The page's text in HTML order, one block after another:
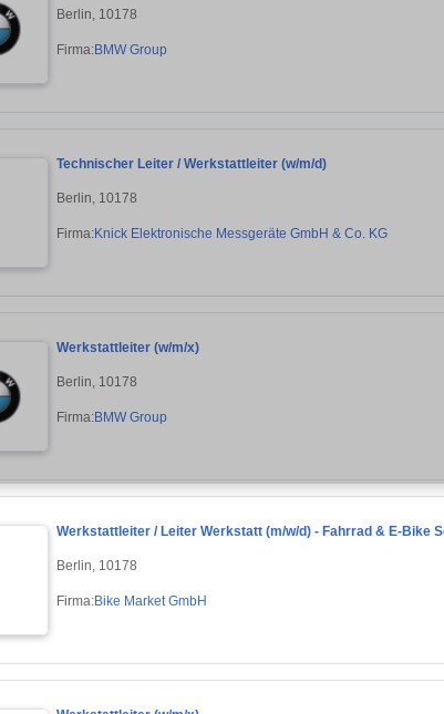
Berlin, 10178
Firma:BMW Group
Technischer Leiter / Werkstattleiter (w/m/d)
Berlin, 10178
Firma:Knick Elektronische Messgeräte GmbH & Co. KG
Werkstattleiter (w/m/x)
Berlin, 10178
Firma:BMW Group
Werkstattleiter / Leiter Werkstatt (m/w/d) - Fahrrad & E-Bike
Berlin, 10178
Firma:Bike Market GmbH